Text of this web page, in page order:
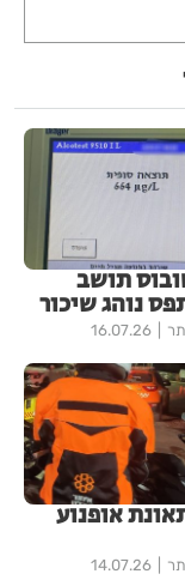
תושב
נוהג שיכור
16.07.26
אופנוע
14.07.26